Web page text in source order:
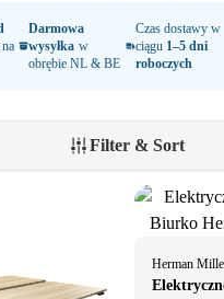
ben je productiever en voel je je
voor je werk, lichaam én
na
Darmowa
wysyłka w
obrębie NL & BE
Czas dostawy w
ciągu 1–5 dni
roboczych
Filter & Sort
Herman